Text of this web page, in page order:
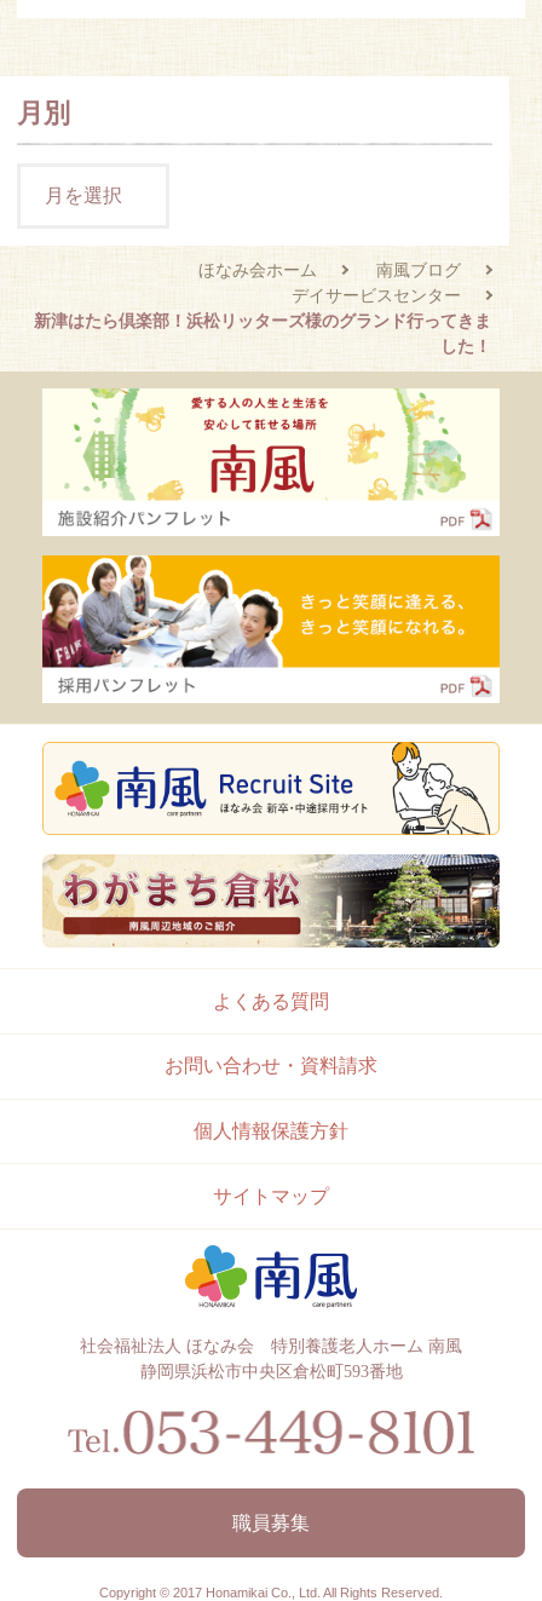
月別
ほなみ会ホーム
南風ブログ
デイサービスセンター
新津はたら倶楽部！浜松リッターズ様のグランド行ってきま
した！
よくある質問
お問い合わせ・資料請求
個人情報保護方針
サイトマップ
社会福祉法人 ほなみ会 特別養護老人ホーム 南風
静岡県浜松市中央区倉松町593番地
職員募集
Copyright © 2017 Honamikai Co., Ltd. All Rights Reserved.